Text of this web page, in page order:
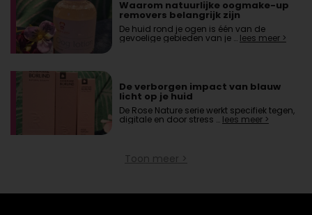
Waarom natuurlijke oogmake-up
removers belangrijk zijn
De huid rond je ogen is één van de
gevoelige gebieden van je … lees meer >
De verborgen impact van blauw
licht op je huid
De Rose Nature serie werkt specifiek tegen,
digitale en door stress … lees meer >
Toon meer >